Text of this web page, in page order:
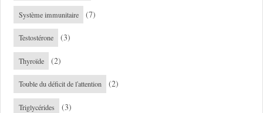
Système immunitaire (7)
Testostérone (3)
Thyroïde (2)
Touble du déficit de l'attention (2)
Triglycérides (3)